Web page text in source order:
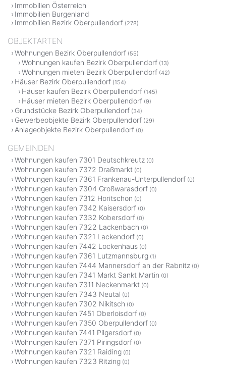
Immobilien Österreich
Immobilien Burgenland
Immobilien Bezirk Oberpullendorf (278)
OBJEKTARTEN
Wohnungen Bezirk Oberpullendorf (55)
Wohnungen kaufen Bezirk Oberpullendorf (13)
Wohnungen mieten Bezirk Oberpullendorf (42)
Häuser Bezirk Oberpullendorf (154)
Häuser kaufen Bezirk Oberpullendorf (145)
Häuser mieten Bezirk Oberpullendorf (9)
Grundstücke Bezirk Oberpullendorf (34)
Gewerbeobjekte Bezirk Oberpullendorf (29)
Anlageobjekte Bezirk Oberpullendorf (0)
GEMEINDEN
Wohnungen kaufen 7301 Deutschkreutz (0)
Wohnungen kaufen 7372 Draßmarkt (0)
Wohnungen kaufen 7361 Frankenau-Unterpullendorf (0)
Wohnungen kaufen 7304 Großwarasdorf (0)
Wohnungen kaufen 7312 Horitschon (0)
Wohnungen kaufen 7342 Kaisersdorf (0)
Wohnungen kaufen 7332 Kobersdorf (0)
Wohnungen kaufen 7322 Lackenbach (0)
Wohnungen kaufen 7321 Lackendorf (0)
Wohnungen kaufen 7442 Lockenhaus (0)
Wohnungen kaufen 7361 Lutzmannsburg (1)
Wohnungen kaufen 7444 Mannersdorf an der Rabnitz (0)
Wohnungen kaufen 7341 Markt Sankt Martin (0)
Wohnungen kaufen 7311 Neckenmarkt (0)
Wohnungen kaufen 7343 Neutal (0)
Wohnungen kaufen 7302 Nikitsch (0)
Wohnungen kaufen 7451 Oberloisdorf (0)
Wohnungen kaufen 7350 Oberpullendorf (0)
Wohnungen kaufen 7441 Pilgersdorf (0)
Wohnungen kaufen 7371 Piringsdorf (0)
Wohnungen kaufen 7321 Raiding (0)
Wohnungen kaufen 7323 Ritzing (0)